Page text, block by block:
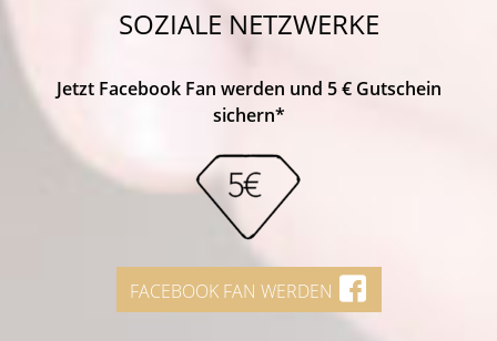
SOZIALE NETZWERKE
Jetzt Facebook Fan werden und 5 € Gutschein
sichern*
FACEBOOK FAN WERDEN